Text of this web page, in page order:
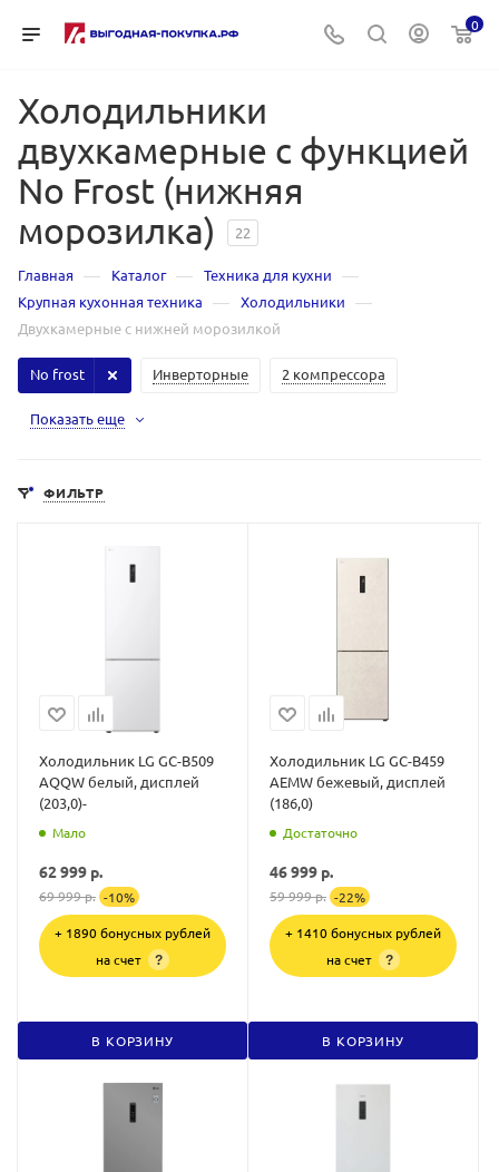
0
Холодильники
двухкамерные с функцией
No Frost (нижняя
морозилка)
22
Главная — Каталог — Техника для кухни —
Крупная кухонная техника — Холодильники —
Двухкамерные с нижней морозилкой
No frost Инверторные 2 компрессора
Показать еще
ФИЛЬТР
Холодильник LG GC-B509
AQQW белый, дисплей
(203,0)-
Мало
62 999 р.
69 999р. -10%
+ 1890 бонусных рублей
на счет
?
В КОРЗИНУ
Холодильник LG GC-B459
AEMW бежевый, дисплей
(186,0)
Достаточно
46 999 р.
59 999р. -22%
+ 1410 бонусных рублей
на счет
?
В КОРЗИНУ